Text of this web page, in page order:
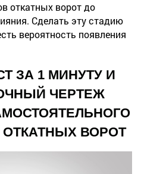
откатных ворот до
Сделать эту стадию
вероятность появления
ЗА 1 МИНУТУ И
ЧЕРТЕЖ
ВОРОТ